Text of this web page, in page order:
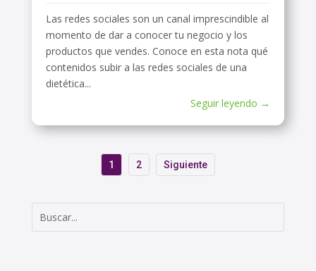
Las redes sociales son un canal imprescindible al
momento de dar a conocer tu negocio y los
productos que vendes. Conoce en esta nota qué
contenidos subir a las redes sociales de una
dietética...
Seguir leyendo →
1 2 Siguiente